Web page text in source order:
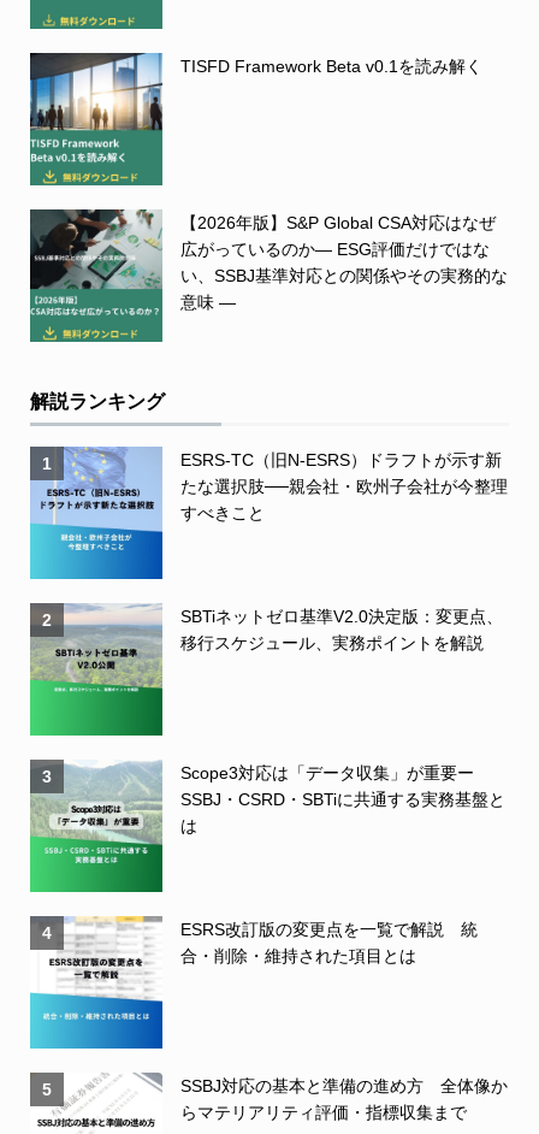
TISFD Framework Beta v0.1を読み解く
【2026年版】S&P Global CSA対応はなぜ
広がっているのか― ESG評価だけではな
い、SSBJ基準対応との関係やその実務的な
意味 ―
解説ランキング
1
ESRS-TC（旧N-ESRS）ドラフトが示す新
たな選択肢──親会社・欧州子会社が今整理
すべきこと
2
SBTiネットゼロ基準V2.0決定版：変更点、
移行スケジュール、実務ポイントを解説
3
Scope3対応は「データ収集」が重要ー
SSBJ・CSRD・SBTiに共通する実務基盤と
は
4
ESRS改訂版の変更点を一覧で解説 統
合・削除・維持された項目とは
5
SSBJ対応の基本と準備の進め方 全体像か
らマテリアリティ評価・指標収集まで